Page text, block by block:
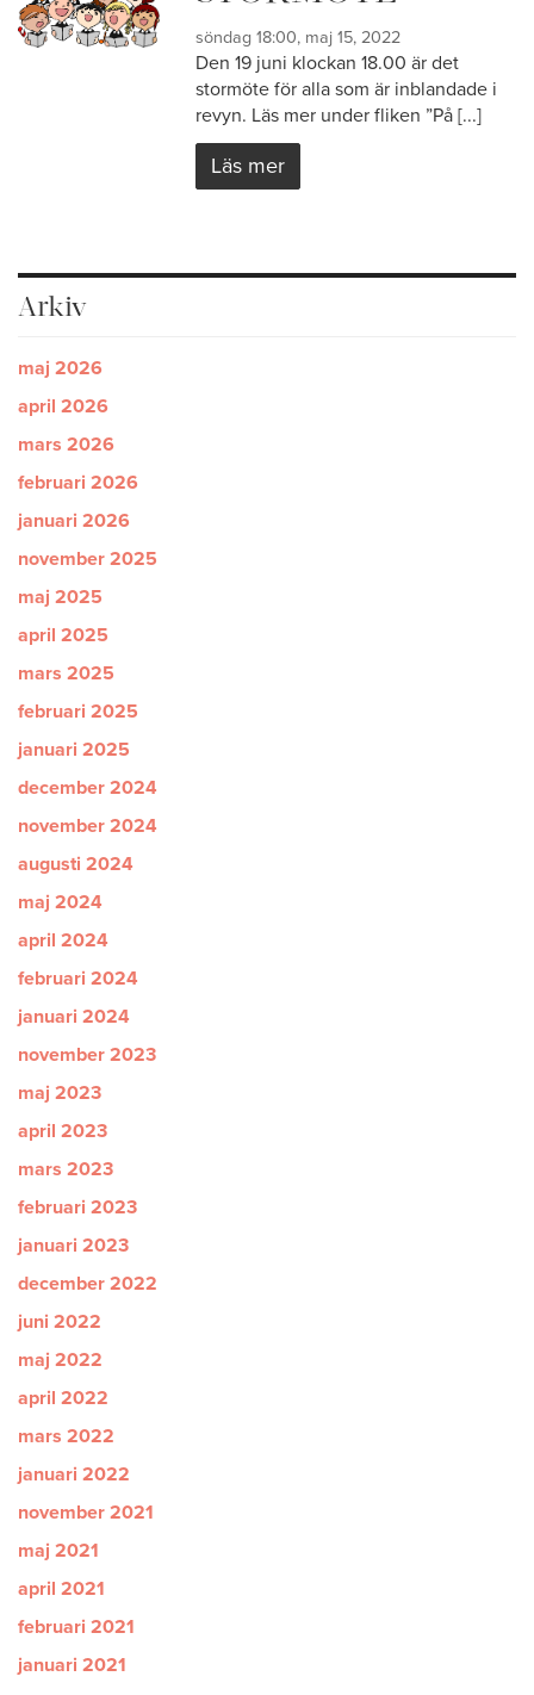
söndag 18:00, maj 15, 2022
Den 19 juni klockan 18.00 är det
stormöte för alla som är inblandade i
revyn. Läs mer under fliken ”På [...]
Läs mer
Arkiv
maj 2026
april 2026
mars 2026
februari 2026
januari 2026
november 2025
maj 2025
april 2025
mars 2025
februari 2025
januari 2025
december 2024
november 2024
augusti 2024
maj 2024
april 2024
februari 2024
januari 2024
november 2023
maj 2023
april 2023
mars 2023
februari 2023
januari 2023
december 2022
juni 2022
maj 2022
april 2022
mars 2022
januari 2022
november 2021
maj 2021
april 2021
februari 2021
januari 2021